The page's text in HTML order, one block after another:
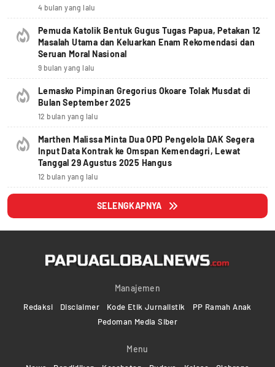
4 bulan yang lalu
Pemuda Katolik Bentuk Gugus Tugas Papua, Petakan 12
Masalah Utama dan Keluarkan Enam Rekomendasi dan
Seruan Moral Nasional
9 bulan yang lalu
Lemasko Pimpinan Gregorius Okoare Tolak Musdat di
Bulan September 2025
12 bulan yang lalu
Marthen Malissa Minta Dua OPD Pengelola DAK Segera
Input Data Kontrak ke Omspan Kemendagri, Lewat
Tanggal 29 Agustus 2025 Hangus
12 bulan yang lalu
SELENGKAPNYA
Manajemen
Redaksi Disclaimer Kode Etik Jurnalistik
PP Ramah Anak
Pedoman Media Siber
Menu